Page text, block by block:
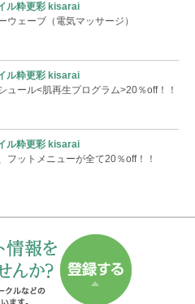
ル粋更彩 kisarai
ウェーブ（電気マッサージ）
ル粋更彩 kisarai
ュール<肌再生プログラム>20％off！！
ル粋更彩 kisarai
フットメニューが全て20％off！！